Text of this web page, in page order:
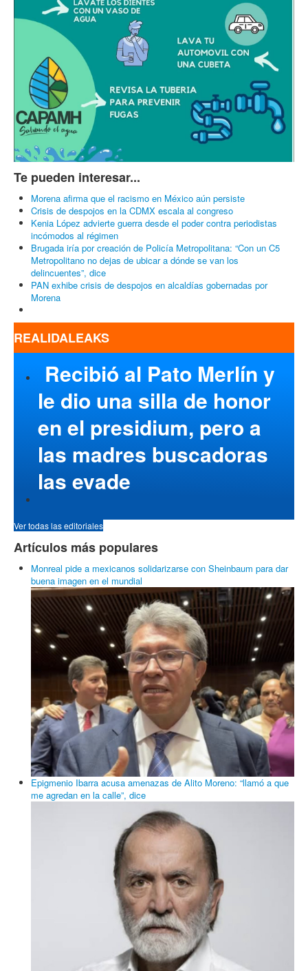
Recibió al Pato Merlín y
le dio una silla de honor
en el presidium, pero a
las madres buscadoras
las evade
Artículos más populares
Monreal pide a mexicanos solidarizarse con Sheinbaum para dar
buena imagen en el mundial
Epigmenio Ibarra acusa amenazas de Alito Moreno: “llamó a que
me agredan en la calle”, dice
El fraude perfecto: de la invasión de terrenos a la venta de
viviendas con respaldo institucional